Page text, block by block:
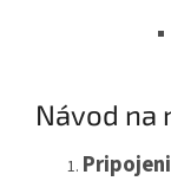
Návod na